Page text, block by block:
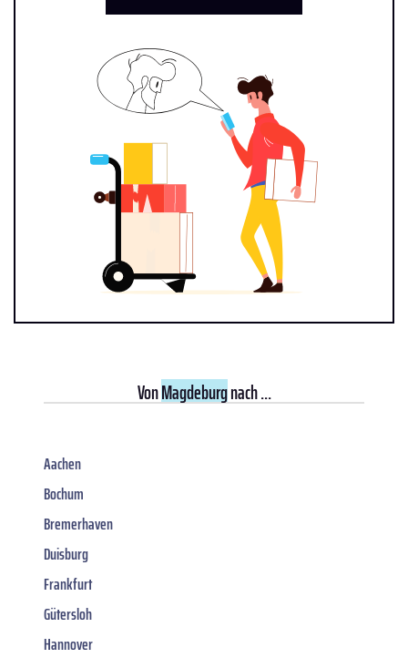
VonMagdeburgnach ...
Aachen
Bochum
Bremerhaven
Duisburg
Frankfurt
Gütersloh
Hannover